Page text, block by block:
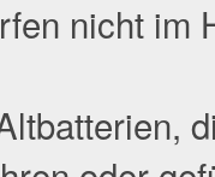
nicht im